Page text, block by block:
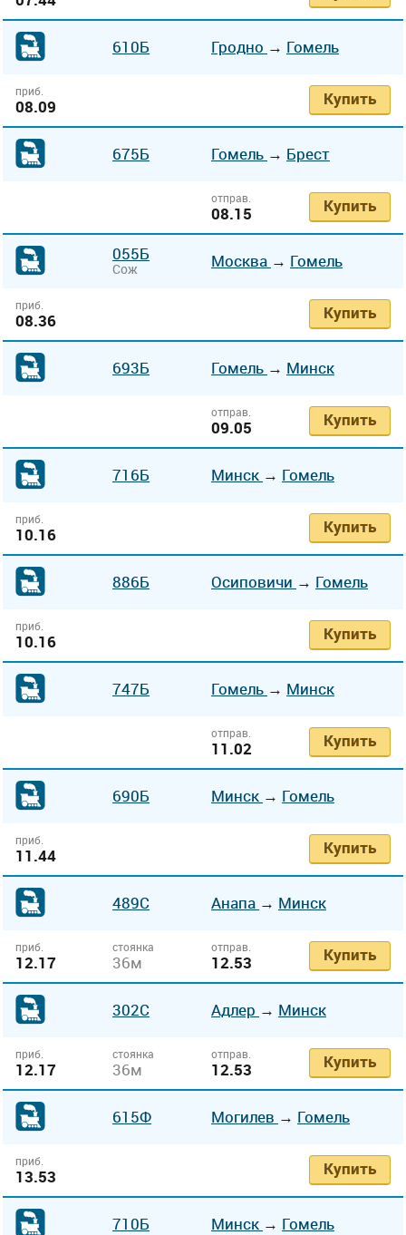
610Б Гродно → Гомель
приб.
08.09 Купить
675Б Гомель → Брест
отправ.
08.15 Купить
055Б
Сож Москва → Гомель
приб.
08.36 Купить
693Б Гомель → Минск
отправ.
09.05 Купить
716Б Минск → Гомель
приб.
10.16 Купить
886Б Осиповичи → Гомель
приб.
10.16 Купить
747Б Гомель → Минск
отправ.
11.02 Купить
690Б Минск → Гомель
приб.
11.44 Купить
489С Анапа → Минск
приб.
12.17
стоянка
36м
отправ.
12.53 Купить
302С Адлер → Минск
приб.
12.17
стоянка
36м
отправ.
12.53 Купить
615Ф Могилев → Гомель
приб.
13.53 Купить
710Б Минск → Гомель